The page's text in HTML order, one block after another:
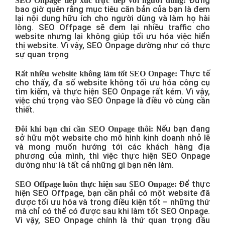
bao giờ quên rằng mục tiêu căn bản của bạn là đem
lại nội dung hữu ích cho người dùng và làm họ hài
lòng. SEO Offpage sẽ đem lại nhiều traffic cho
website nhưng lại không giúp tối ưu hóa việc hiển
thị website. Vì vậy, SEO Onpage dường như có thực
sự quan trọng
Rất nhiều website không làm tốt SEO Onpage: Thực tế
cho thấy, đa số website không tối ưu hóa công cụ
tìm kiếm, và thực hiện SEO Onpage rất kém. Vì vậy,
việc chú trọng vào SEO Onpage là điều vô cùng cần
thiết.
Đôi khi bạn chỉ cần SEO Onpage thôi: Nếu bạn đang
sở hữu một website cho mô hình kinh doanh nhỏ lẽ
và mong muốn hướng tới các khách hàng địa
phương của mình, thì việc thực hiện SEO Onpage
dường như là tất cả những gì bạn nên làm.
SEO Offpage luôn thực hiện sau SEO Onpage: Để thực
hiện SEO Offpage, bạn cần phải có một website đã
được tối ưu hóa và trong điều kiện tốt – những thứ
mà chỉ có thể có được sau khi làm tốt SEO Onpage.
Vì vậy, SEO Onpage chính là thứ quan trọng đầu